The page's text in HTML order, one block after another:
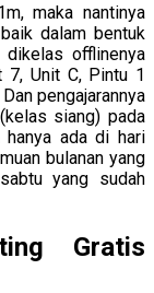
maka nantinya
dalam bentuk
dikelas offlinenya
7, Unit C, Pintu 1
pengajarannya
siang) pada
ada di hari
bulanan yang
yang sudah
Gratis